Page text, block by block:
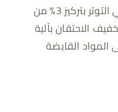
هايبر تونيك®️ 3% بخاخ أنفي عالي التوتر بتركيز 3% من
الاحتقان بآلية
المواد القابضة